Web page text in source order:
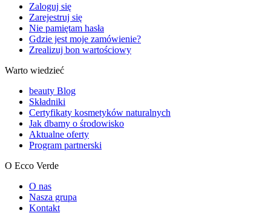
Zaloguj się
Zarejestruj się
Nie pamiętam hasła
Gdzie jest moje zamówienie?
Zrealizuj bon wartościowy
Warto wiedzieć
beauty Blog
Składniki
Certyfikaty kosmetyków naturalnych
Jak dbamy o środowisko
Aktualne oferty
Program partnerski
O Ecco Verde
O nas
Nasza grupa
Kontakt